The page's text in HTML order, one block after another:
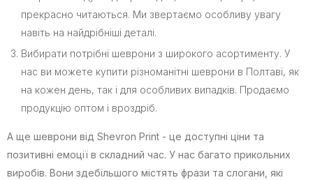
прекрасно читаються. Ми звертаємо особливу увагу
навіть на найдрібніші деталі.
Вибирати потрібні шеврони з широкого асортименту. У
нас ви можете купити різноманітні шеврони в Полтаві, як
на кожен день, так і для особливих випадків. Продаємо
продукцію оптом і вроздріб.
А ще шеврони від Shevron Print - це доступні ціни та
позитивні емоції в складний час. У нас багато прикольних
виробів. Вони здебільшого містять фрази та слогани, які